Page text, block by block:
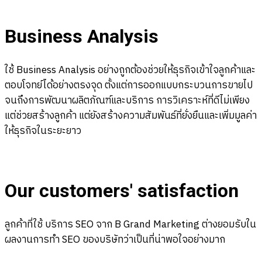
Business Analysis​
ใช้ Business Analysis อย่างถูกต้องช่วยให้ธุรกิจเข้าใจลูกค้าและ
ตอบโจทย์ได้อย่างตรงจุด ตั้งแต่การออกแบบกระบวนการขายไป
จนถึงการพัฒนาผลิตภัณฑ์และบริการ การวิเคราะห์ที่ดีไม่เพียง
แต่ช่วยสร้างลูกค้า แต่ยังสร้างความสัมพันธ์ที่ยั่งยืนและเพิ่มมูลค่า
ให้ธุรกิจในระยะยาว
Our customers' satisfaction
ลูกค้าที่ใช้ บริการ SEO จาก B Grand Marketing ต่างยอมรับใน
ผลงานการทำ SEO ของบริษัทว่าเป็นที่น่าพอใจอย่างมาก